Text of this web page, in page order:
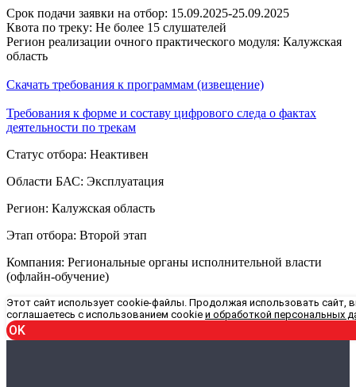
Срок подачи заявки на отбор: 15.09.2025-25.09.2025
Квота по треку: Не более 15 слушателей
Регион реализации очного практического модуля: Калужская
область
Скачать требования к программам (извещение)
Требования к форме и составу цифрового следа о фактах
деятельности по трекам
Статус отбора: Неактивен
Области БАС: Эксплуатация
Регион: Калужская область
Этап отбора: Второй этап
Компания: Региональные органы исполнительной власти
(офлайн-обучение)
Этот сайт использует cookie-файлы. Продолжая использовать сайт,
соглашаетесь с использованием cookie и обработкой персональных
OK